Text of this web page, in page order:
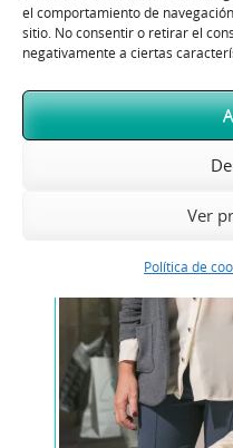
el comportamiento de
sitio. No consentir o retirar el
negativamente a ciertas
Ver
Política de